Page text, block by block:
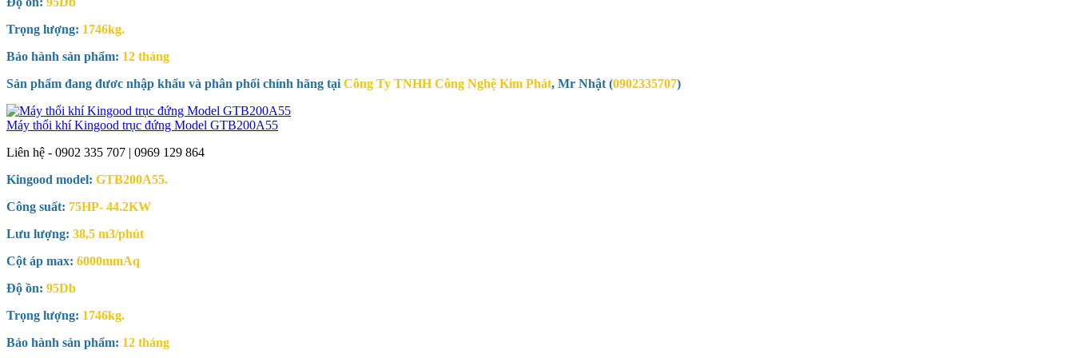
Trọng lượng: 1746kg.
Bảo hành sản phẩm: 12 tháng
Sản phẩm đang đươc nhập khẩu và phân phối chính hãng tại Công Ty TNHH Công Nghệ Kim Phát, Mr Nhật (0902335707)
Máy thổi khí Kingood trục đứng Model GTB200A55
Liên hệ - 0902 335 707 | 0969 129 864
Kingood model: GTB200A55.
Công suất: 75HP- 44.2KW
Lưu lượng: 38,5 m3/phút
Cột áp max: 6000mmAq
Độ ồn: 95Db
Trọng lượng: 1746kg.
Bảo hành sản phẩm: 12 tháng